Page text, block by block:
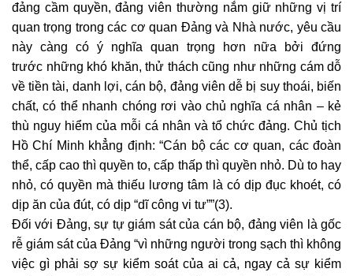
đảng cầm quyền, đảng viên thường nắm giữ những vị trí
quan trọng trong các cơ quan Đảng và Nhà nước, yêu cầu
này càng có ý nghĩa quan trọng hơn nữa bởi đứng
trước những khó khăn, thử thách cũng như những cám dỗ
về tiền tài, danh lợi, cán bộ, đảng viên dễ bị suy thoái, biến
chất, có thể nhanh chóng rơi vào chủ nghĩa cá nhân – kẻ
thù nguy hiểm của mỗi cá nhân và tổ chức đảng. Chủ tịch
Hồ Chí Minh khẳng định: “Cán bộ các cơ quan, các đoàn
thể, cấp cao thì quyền to, cấp thấp thì quyền nhỏ. Dù to hay
nhỏ, có quyền mà thiếu lương tâm là có dịp đục khoét, có
dịp ăn của đút, có dịp “dĩ công vi tư””(3).
Đối với Đảng, sự tự giám sát của cán bộ, đảng viên là gốc
rễ giám sát của Đảng “vì những người trong sạch thì không
việc gì phải sợ sự kiểm soát của ai cả, ngay cả sự kiểm